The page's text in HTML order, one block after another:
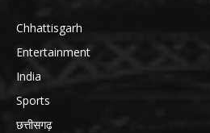
Chhattisgarh
Entertainment
India
Sports
छत्तीसगढ़